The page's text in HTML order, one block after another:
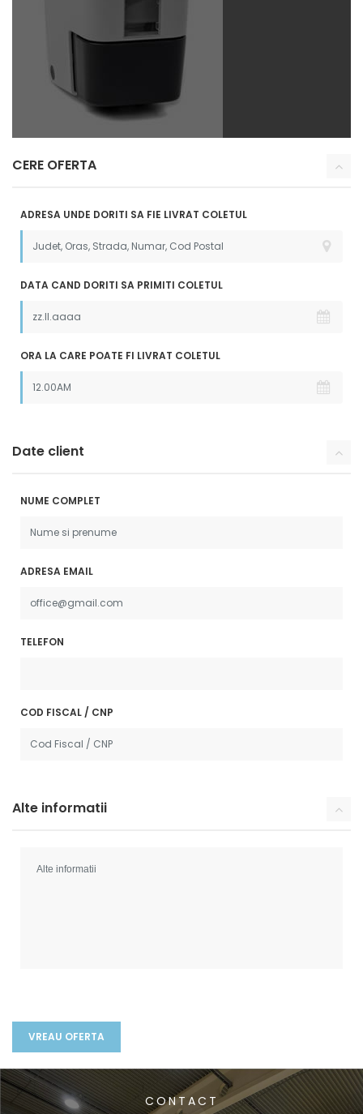
CERE OFERTA
ADRESA UNDE DORITI SA FIE LIVRAT COLETUL
DATA CAND DORITI SA PRIMITI COLETUL
ORA LA CARE POATE FI LIVRAT COLETUL
Date client
NUME COMPLET
ADRESA EMAIL
TELEFON
COD FISCAL / CNP
Alte informatii
CONTACT